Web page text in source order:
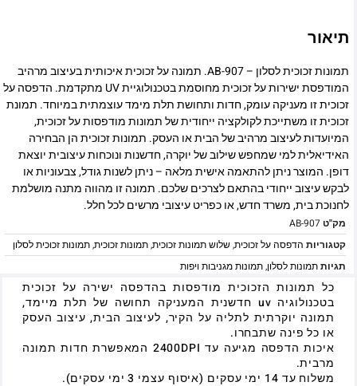
תיאור
תמונות זכוכית לסלון – AB-907. תמונה על זכוכית איכותית בעיצוב מרהיב
המודפסת ישירות על זכוכית מחוסמת בטכנולוגיית UV מתקדמת. הדפסה על
זכוכית זו מעניקה עומק, חדות ותחושת תלת מימד עוצמתית במיוחד. תמונת
זכוכית זו משתייכת לקולקציה ייחודית של תמונות מודפסות על זכוכית,
המיועדות לעיצוב מרהיב של הבית או העסק. תמונות זכוכית הן הבחירה
האידיאלית למי שמחפש שילוב של יוקרה, חדשנות ונוכחות עיצובית יוצאת
דופן. המוצר ניתן להתאמה אישית מלאה – ניתן לשנות גודל, צבעוניות או
לבקש עיצוב ייחודי בהתאם לצרכים שלכם. תמונה זו מהווה מתנה מושלמת
לחנוכת בית, משרד חדש, או כפריט עיצובי מרשים לכל חלל.
מק"טAB-907
קטגוריות הדפסה על זכוכית,שלוש תמונות זכוכית,תמונות זכוכית,תמונות זכוכית לסלון
תגיותתמונות לסלון,תמונות מגניבות ויפות
כל תמונות הזכוכית מודפסות בהדפסה ישירה על זכוכית
בטכנולוגיה uv חדשנית המעניקה תחושה של תלת מיימד,
תמונה יוקרתית לתליה על הקיר, לעיצוב הבית, עיצוב העסק
או כל פינה שתבחרו.
איכות הדפסה מגיעה עד 2400DPI המאפשרת חדות תמונה
מרבית.
משלוח עד 14 ימי עסקים (איסוף עצמי 3 ימי עסקים).